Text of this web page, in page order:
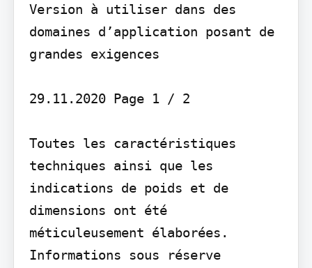
Version à utiliser dans des
domaines d’application posant de
grandes exigences
29.11.2020 Page 1 / 2
Toutes les caractéristiques
techniques ainsi que les
indications de poids et de
dimensions ont été
méticuleusement élaborées.
Informations sous réserve